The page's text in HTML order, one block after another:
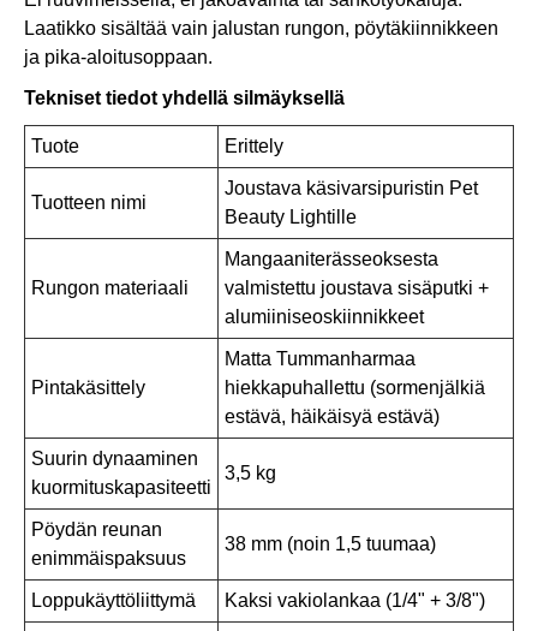
Laatikko sisältää vain jalustan rungon, pöytäkiinnikkeen
ja pika-aloitusoppaan.
Tekniset tiedot yhdellä silmäyksellä
Tuote Erittely
Tuotteen nimi
Joustava käsivarsipuristin Pet
Beauty Lightille
Rungon materiaali
Mangaaniterässeoksesta
valmistettu joustava sisäputki +
alumiiniseoskiinnikkeet
Pintakäsittely
Matta Tummanharmaa
hiekkapuhallettu (sormenjälkiä
estävä, häikäisyä estävä)
Suurin dynaaminen
kuormituskapasiteetti
3,5 kg
Pöydän reunan
enimmäispaksuus
38 mm (noin 1,5 tuumaa)
Loppukäyttöliittymä Kaksi vakiolankaa (1/4" + 3/8")